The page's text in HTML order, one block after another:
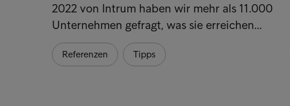
2022 von Intrum haben wir mehr als 11.000
Unternehmen gefragt, was sie erreichen…
Referenzen Tipps